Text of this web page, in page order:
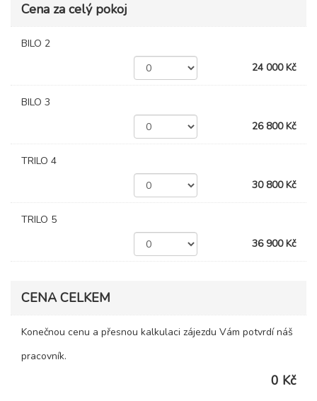
Cena za celý pokoj
BILO 2
24 000 Kč
BILO 3
26 800 Kč
TRILO 4
30 800 Kč
TRILO 5
36 900 Kč
CENA CELKEM
Konečnou cenu a přesnou kalkulaci zájezdu Vám potvrdí náš
pracovník.
0 Kč